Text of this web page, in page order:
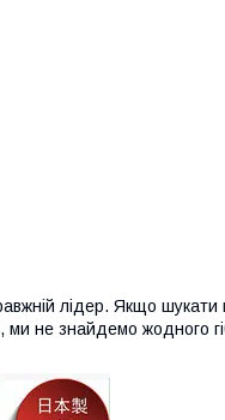
лідер. Якщо шукати
ми не знайдемо жодного